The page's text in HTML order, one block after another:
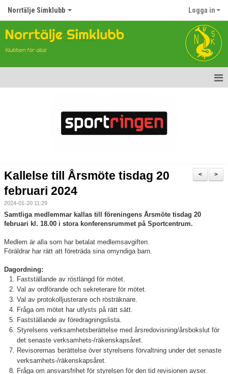
Norrtälje Simklubb Logga in
Anmälan till Simklubben
Våra tävlingar
Klubbkollektion
>
<
Kallelse till Årsmöte tisdag 20
februari 2024
2024-01-20 11:29
Samtliga medlemmar kallas till föreningens Årsmöte tisdag 20
februari kl. 18.00 i stora konferensrummet på Sportcentrum.
Medlem är alla som har betalat medlemsavgiften.
Föräldrar har rätt att företräda sina omyndiga barn.
Dagordning:
Fastställande av röstlängd för mötet.
Val av ordförande och sekreterare för mötet.
Val av protokolljusterare och rösträknare.
Fråga om mötet har utlysts på rätt sätt.
Fastställande av föredragningslista.
Styrelsens verksamhetsberättelse med årsredovisning/årsbokslut för
det senaste verksamhets-/räkenskapsåret.
Revisorernas berättelse över styrelsens förvaltning under det senaste
verksamhets-/räkenskapsåret.
Fråga om ansvarsfrihet för styrelsen för den tid revisionen avser.